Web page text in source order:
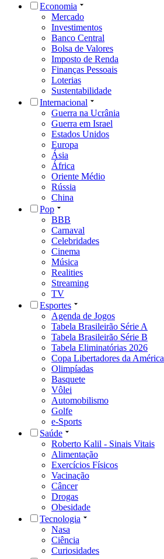
Economia
Mercado
Investimentos
Banco Central
Bolsa de Valores
Imposto de Renda
Finanças Pessoais
Loterias
Sustentabilidade
Internacional
Guerra na Ucrânia
Guerra em Israel
Estados Unidos
Europa
Ásia
África
Oriente Médio
Rússia
China
Pop
BBB
Carnaval
Celebridades
Cinema
Música
Realities
Streaming
TV
Esportes
Agenda de Jogos
Tabela Brasileirão Série A
Tabela Brasileirão Série B
Tabela Eliminatórias 2026
Copa Libertadores da América
Olimpíadas
Basquete
Vôlei
Automobilismo
Golfe
e-Sports
Saúde
Roberto Kalil - Sinais Vitais
Alimentação
Exercícios Físicos
Vacinação
Câncer
Drogas
Obesidade
Tecnologia
Nasa
Ciência
Curiosidades